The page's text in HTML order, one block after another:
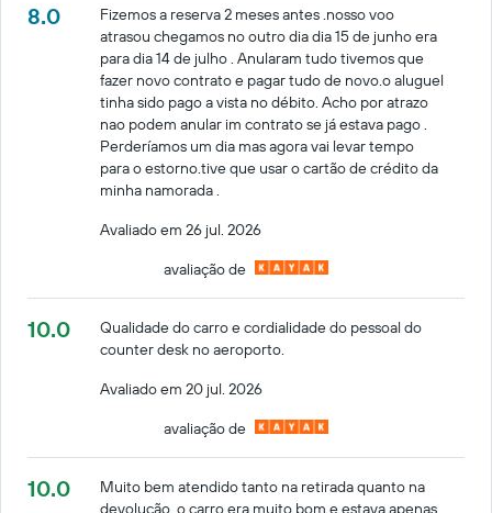
8.0
Fizemos a reserva 2 meses antes .nosso voo
atrasou chegamos no outro dia dia 15 de junho era
para dia 14 de julho . Anularam tudo tivemos que
fazer novo contrato e pagar tudo de novo.o aluguel
tinha sido pago a vista no débito. Acho por atrazo
nao podem anular im contrato se já estava pago .
Perderíamos um dia mas agora vai levar tempo
para o estorno.tive que usar o cartão de crédito da
minha namorada .
Avaliado em 26 jul. 2026
avaliação de
10.0
Qualidade do carro e cordialidade do pessoal do
counter desk no aeroporto.
Avaliado em 20 jul. 2026
avaliação de
10.0
Muito bem atendido tanto na retirada quanto na
devolução, o carro era muito bom e estava apenas